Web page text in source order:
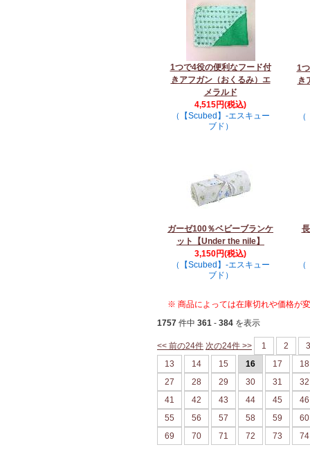
1つで4役の便利なフード付
きアフガン（おくるみ）エ
メラルド
4,515円(税込)
（【Scubed】-エスキュー
ブド）
1
き
ガーゼ100％ベビーブランケ
ット【Under the nile】
3,150円(税込)
（【Scubed】-エスキュー
ブド）
※ 商品によっては在庫切れや価格が
1757 件中 361 - 384 を表示
<< 前の24件 次の24件 >> 1 2
3
13
14 15 16 17
18
27
28 29 30 31
32
41
42 43 44 45
46
55
56 57 58 59
60
69
70 71 72 73 74